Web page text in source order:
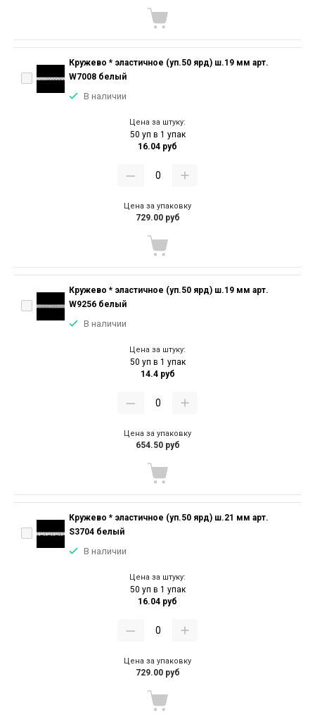
Кружево * эластичное (уп.50 ярд) ш.19 мм арт.
W7008 белый
В наличии
Цена за штуку:
50 уп в 1 упак
16.04 руб
Цена за упаковку
729.00 руб
Кружево * эластичное (уп.50 ярд) ш.19 мм арт.
W9256 белый
В наличии
Цена за штуку:
50 уп в 1 упак
14.4 руб
Цена за упаковку
654.50 руб
Кружево * эластичное (уп.50 ярд) ш.21 мм арт.
S3704 белый
В наличии
Цена за штуку:
50 уп в 1 упак
16.04 руб
Цена за упаковку
729.00 руб